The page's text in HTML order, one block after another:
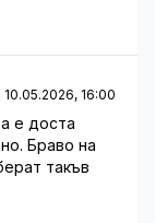
10.05.2026, 16:00
е доста
Браво на
такъв